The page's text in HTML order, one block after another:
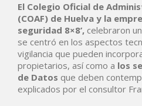
El Colegio Oficial de
(COAF) de Huelva y la
seguridad 8×8’, celebraron
se centró en los aspectos
vigilancia que pueden
propietarios, así como a los
de Datos que deben
explicados por el consultor